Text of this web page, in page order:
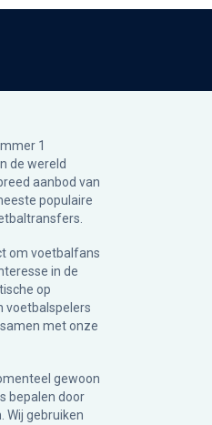
1
de wereld
aanbod van
populaire
om voetbalfans
in de
op
voetbalspelers
met onze
gewoon
bepalen door
Wij gebruiken